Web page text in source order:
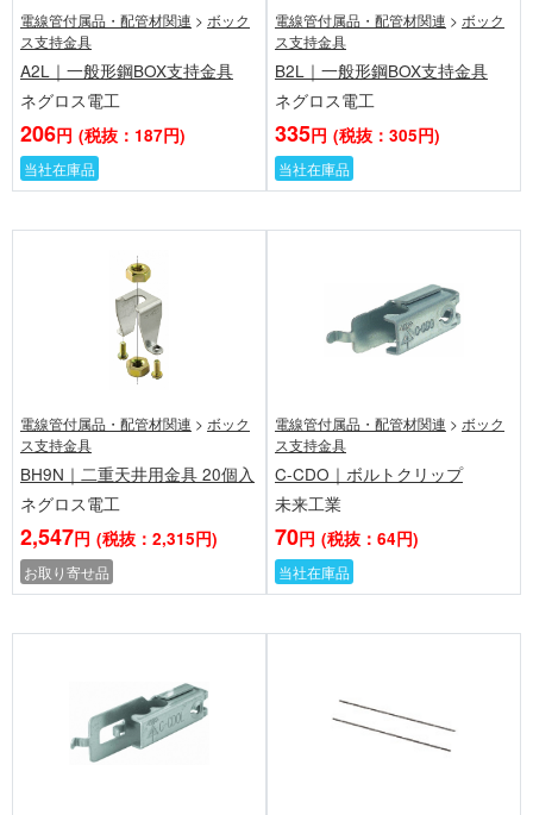
電線管付属品・配管材関連 > ボック
ス支持金具
A2L｜一般形鋼BOX支持金具
ネグロス電工
206円 (税抜：187円)
当社在庫品
電線管付属品・配管材関連 > ボック
ス支持金具
B2L｜一般形鋼BOX支持金具
ネグロス電工
335円 (税抜：305円)
当社在庫品
電線管付属品・配管材関連 > ボック
ス支持金具
BH9N｜二重天井用金具 20個入
ネグロス電工
2,547円 (税抜：2,315円)
お取り寄せ品
電線管付属品・配管材関連 > ボック
ス支持金具
C-CDO｜ボルトクリップ
未来工業
70円 (税抜：64円)
当社在庫品